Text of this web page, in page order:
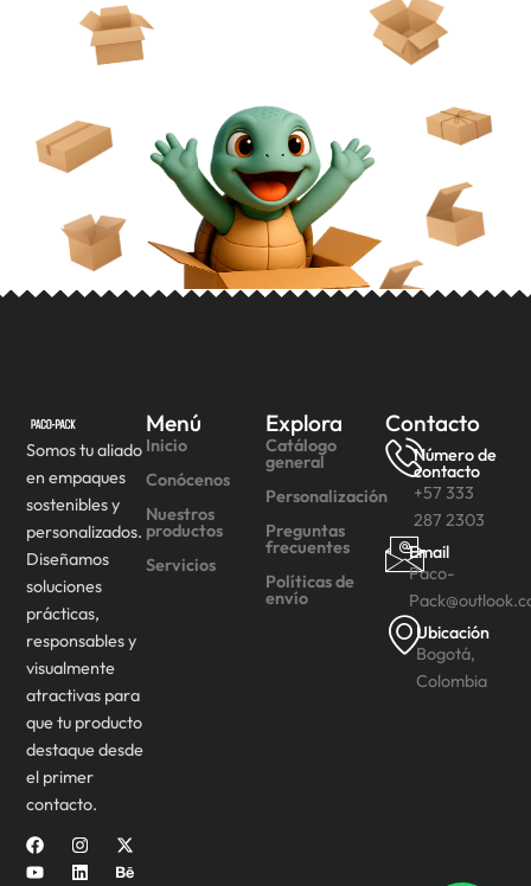
Somos tu aliado
en empaques
sostenibles y
personalizados.
Diseñamos
soluciones
prácticas,
responsables y
visualmente
atractivas para
que tu producto
destaque desde
el primer
contacto.
Menú
Inicio
Conócenos
Nuestros
productos
Servicios
Explora
Catálogo
general
Personalización
Preguntas
frecuentes
Políticas de
envío
Contacto
Número de
contacto
+57 333
287 2303
Email
Paco-
Ubicación
Bogotá,
Colombia